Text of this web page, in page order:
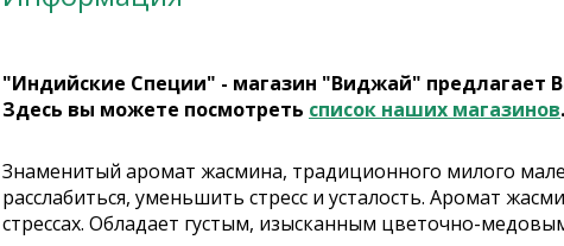
"Индийские Специи" - магазин "Виджай" предлагает
Здесь вы можете посмотреть список наших магазинов
Знаменитый аромат жасмина, традиционного милого
расслабиться, уменьшить стресс и усталость. Аромат
стрессах. Обладает густым, изысканным цветочно-